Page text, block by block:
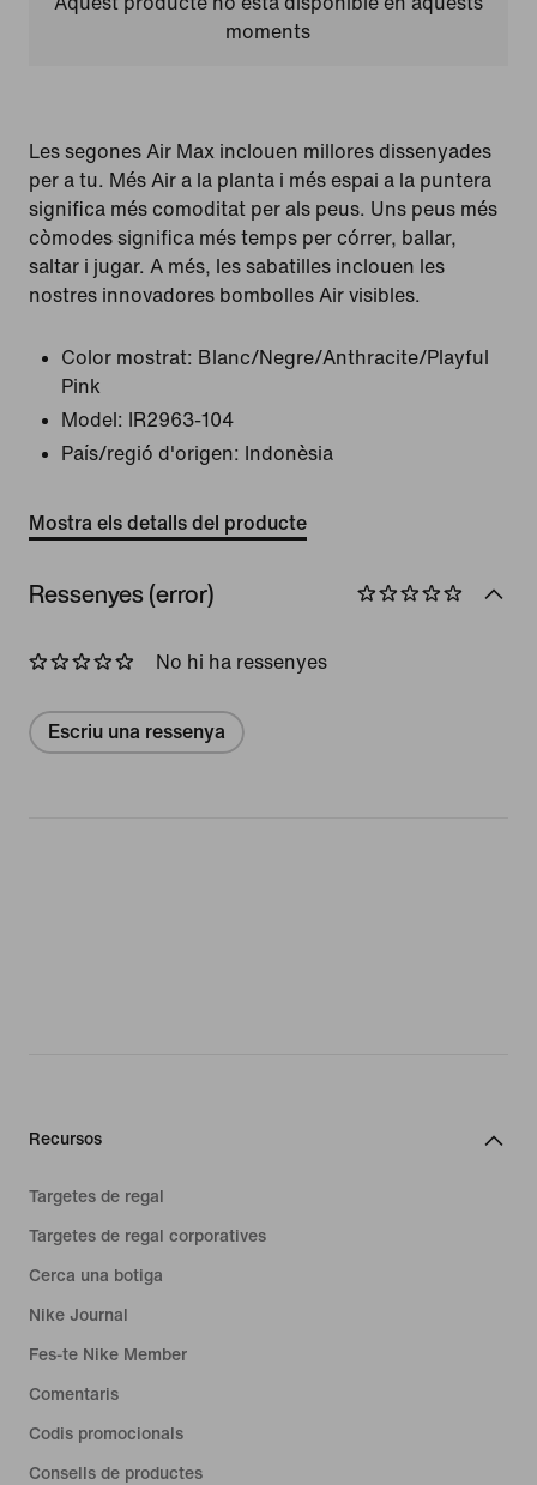
moments
Les segones Air Max inclouen millores dissenyades
per a tu. Més Air a la planta i més espai a la puntera
significa més comoditat per als peus. Uns peus més
còmodes significa més temps per córrer, ballar,
saltar i jugar. A més, les sabatilles inclouen les
nostres innovadores bombolles Air visibles.
Color mostrat: Blanc/Negre/Anthracite/Playful
Pink
Model:
IR2963-104
País/regió d'origen: Indonèsia
Mostra els detalls del producte
Ressenyes (error)
No hi ha ressenyes
Escriu una ressenya
Recursos
Targetes de regal
Targetes de regal corporatives
Cerca una botiga
Nike Journal
Fes-te Nike Member
Comentaris
Codis promocionals
Consells de productes